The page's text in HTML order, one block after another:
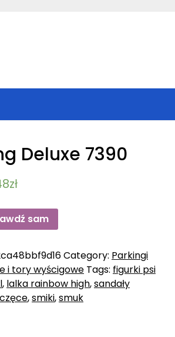
Deluxe 7390
zł
sam
Category: Parkingi
i tory wyścigowe Tags: figurki psi
, lalka rainbow high,sandały
,smiki,smuk